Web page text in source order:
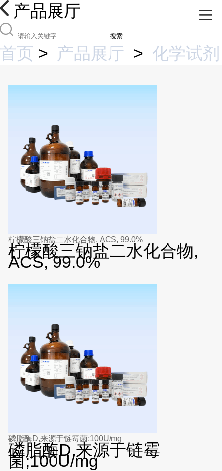
产品展厅
搜索
首页 > 产品展厅 > 化学试剂
柠檬酸三钠盐二水化合物, ACS, 99.0%
柠檬酸三钠盐二水化合物,
ACS, 99.0%
磷脂酶D,来源于链霉菌;100U/mg
磷脂酶D,来源于链霉
菌;100U/mg